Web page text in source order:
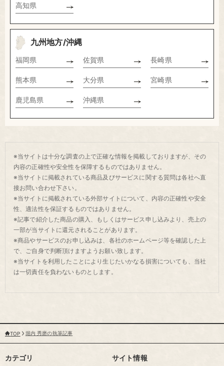
高知県
九州地方/沖縄
福岡県 佐賀県 長崎県
熊本県 大分県 宮崎県
鹿児島県 沖縄県
※当サイトは十分な調査の上で正確な情報を掲載しておりますが、その
内容の正確性や安全性を保障するものではありません。
※当サイトに掲載されている商品及びサービスに関する質問は各社へ直
接お問い合わせ下さい。
※当サイトに掲載されている外部サイトについて、内容の正確性や安全
性、適法性を保証するものではありません。
※記事で紹介した商品の購入、もしくはサービス申し込みより、売上の
一部が当サイトに還元されることがあります。
※商品やサービスのお申し込みは、各社のホームページ等を確認した上
で、ご自身で判断頂けますようお願い致します。
※当サイトを利用したことにより生じたいかなる損害についても、当社
は一切責任を負わないものとします。
TOP 堀内 秀磨の執筆記事
カテゴリ サイト情報